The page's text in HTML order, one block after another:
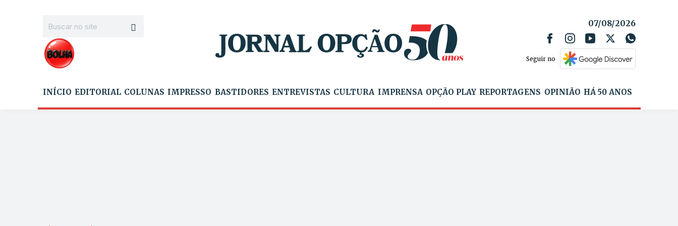
07/08/2026
Seguir no
INÍCIO EDITORIAL COLUNAS IMPRESSO BASTIDORES ENTREVISTAS CULTURA IMPRENSA OPÇÃO PLAY REPORTAGENS OPINIÃO HÁ 50 ANOS